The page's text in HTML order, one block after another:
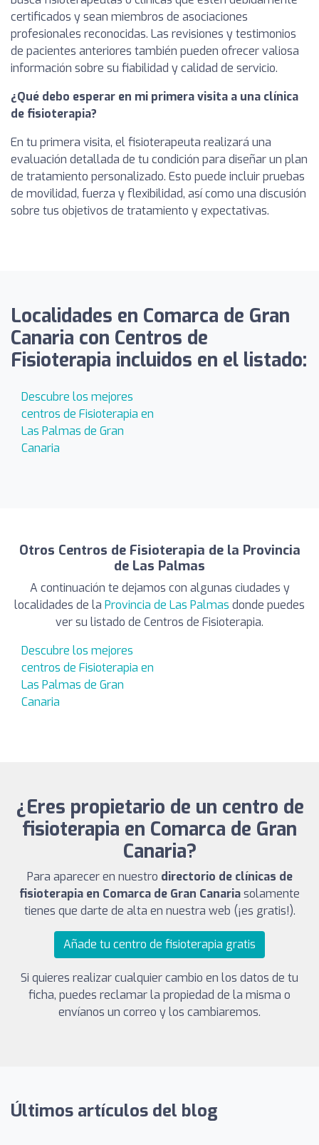
certificados y sean miembros de asociaciones
profesionales reconocidas. Las revisiones y testimonios
de pacientes anteriores también pueden ofrecer valiosa
información sobre su fiabilidad y calidad de servicio.
¿Qué debo esperar en mi primera visita a una clínica
de fisioterapia?
En tu primera visita, el fisioterapeuta realizará una
evaluación detallada de tu condición para diseñar un plan
de tratamiento personalizado. Esto puede incluir pruebas
de movilidad, fuerza y flexibilidad, así como una discusión
sobre tus objetivos de tratamiento y expectativas.
Localidades en Comarca de Gran
Canaria con Centros de
Fisioterapia incluidos en el listado:
Descubre los mejores
centros de Fisioterapia en
Las Palmas de Gran
Canaria
Otros Centros de Fisioterapia de la Provincia
de Las Palmas
A continuación te dejamos con algunas ciudades y
localidades de la Provincia de Las Palmas donde puedes
ver su listado de Centros de Fisioterapia.
Descubre los mejores
centros de Fisioterapia en
Las Palmas de Gran
Canaria
¿Eres propietario de un centro de
fisioterapia en Comarca de Gran
Canaria?
Para aparecer en nuestro directorio de clínicas de
fisioterapia en Comarca de Gran Canariasolamente
tienes que darte de alta en nuestra web (¡es gratis!).
Añade tu centro de fisioterapia gratis
Si quieres realizar cualquier cambio en los datos de tu
ficha, puedes reclamar la propiedad de la misma o
envíanos un correo y los cambiaremos.
Últimos artículos del blog